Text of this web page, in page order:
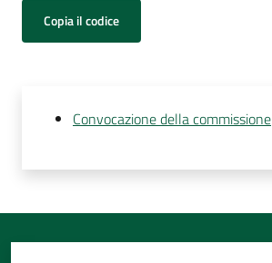
Copia il codice
Convocazione della commissione